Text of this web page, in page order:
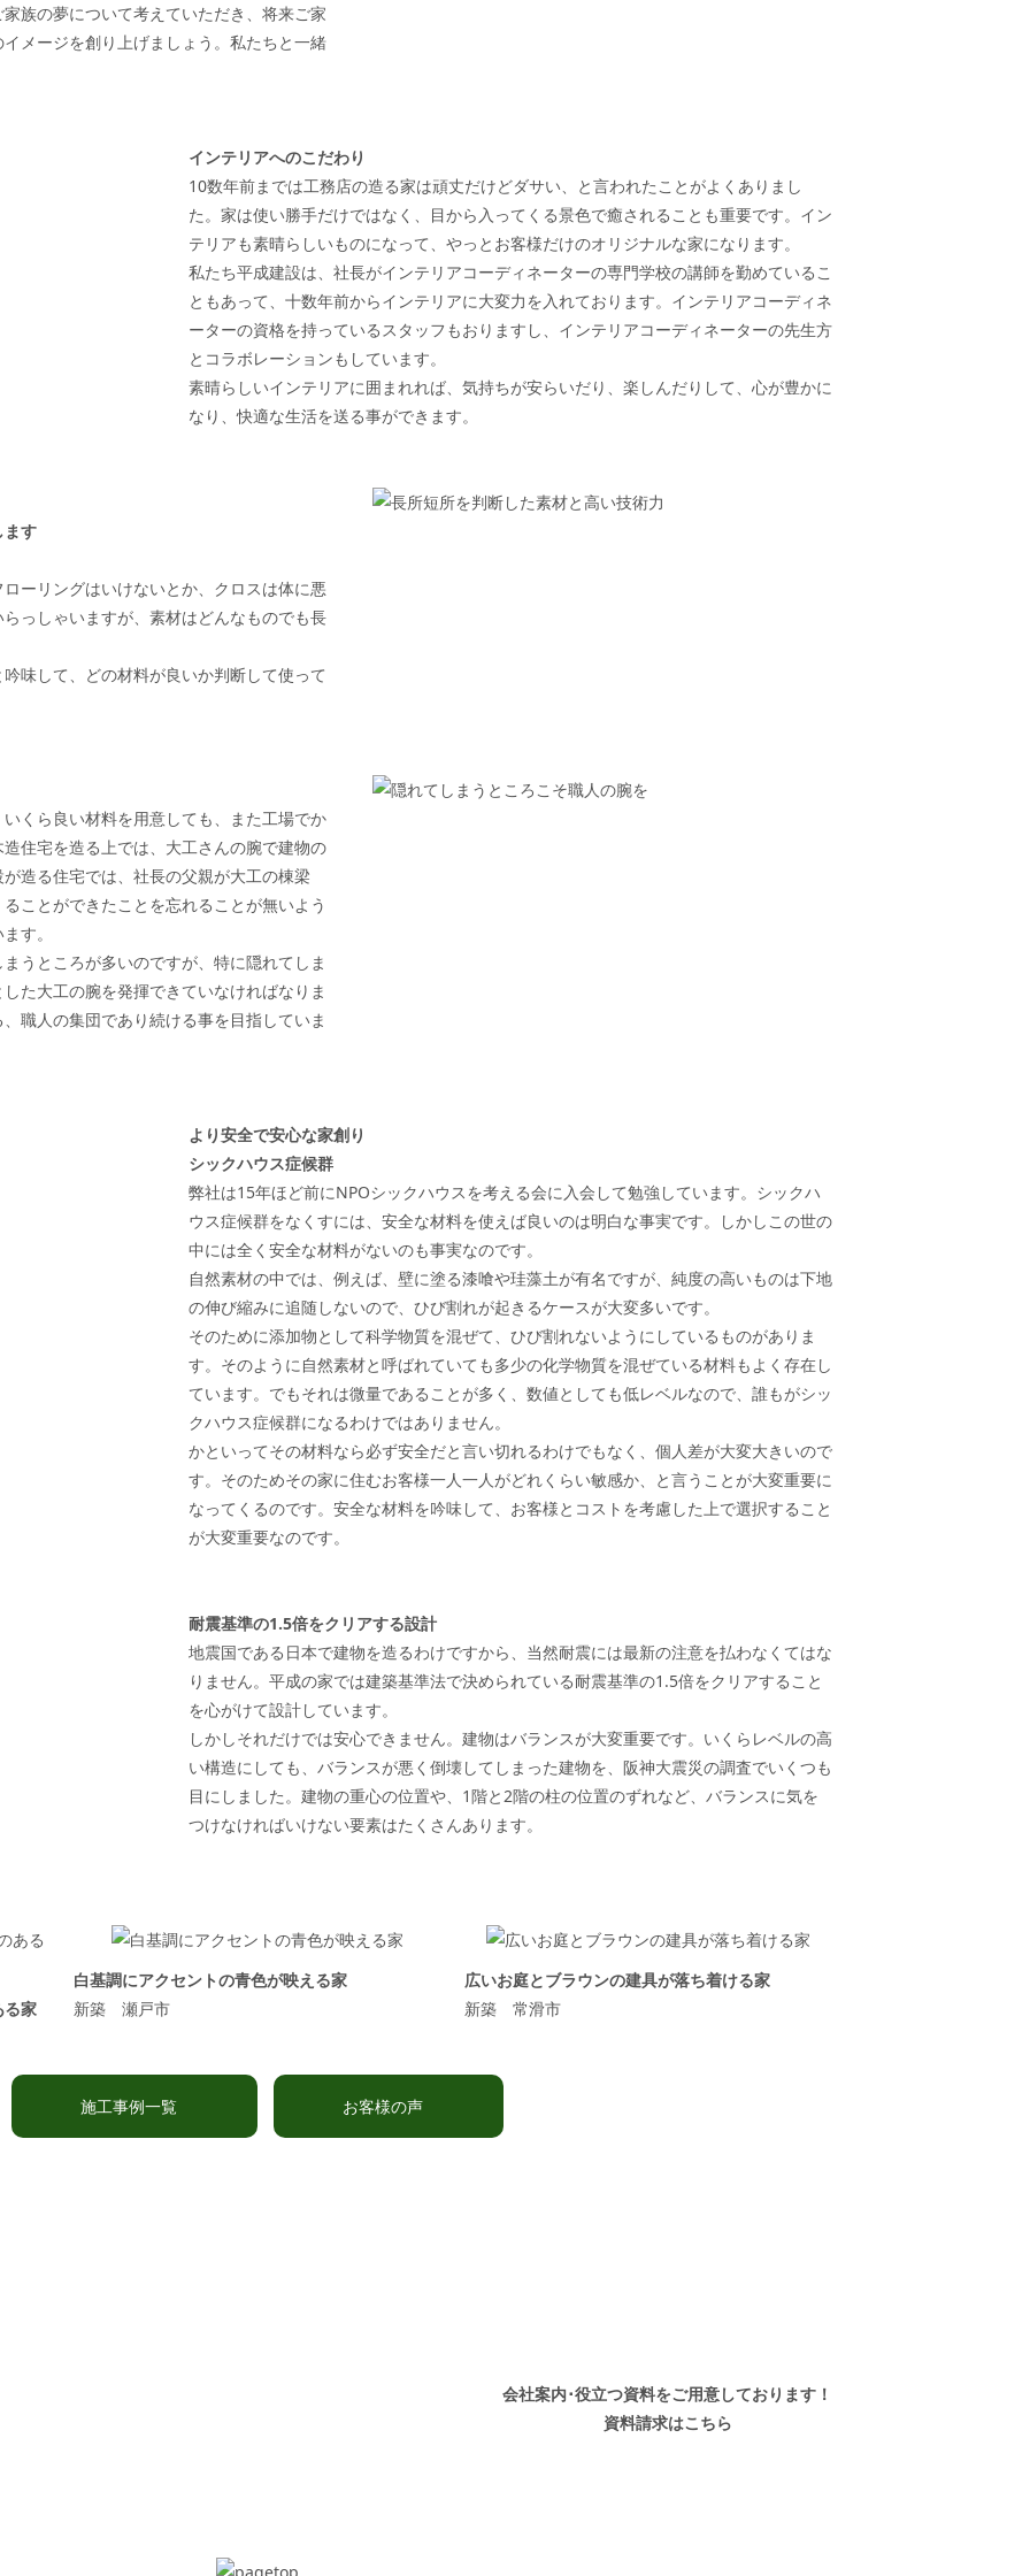
族の夢について考えていただき、将来ご家
メージを創り上げましょう。私たちと一緒
インテリアへのこだわり
10数年前までは工務店の造る家は頑丈だけどダサい、と言われたことがよくありまし
た。家は使い勝手だけではなく、目から入ってくる景色で癒されることも重要です。イン
テリアも素晴らしいものになって、やっとお客様だけのオリジナルな家になります。
私たち平成建設は、社長がインテリアコーディネーターの専門学校の講師を勤めているこ
ともあって、十数年前からインテリアに大変力を入れております。インテリアコーディネ
ーターの資格を持っているスタッフもおりますし、インテリアコーディネーターの先生方
とコラボレーションもしています。
素晴らしいインテリアに囲まれれば、気持ちが安らいだり、楽しんだりして、心が豊かに
なり、快適な生活を送る事ができます。
ます
ーリングはいけないとか、クロスは体に悪
っしゃいますが、素材はどんなものでも長
味して、どの材料が良いか判断して使って
くら良い材料を用意しても、また工場でか
住宅を造る上では、大工さんの腕で建物の
造る住宅では、社長の父親が大工の棟梁
ことができたことを忘れることが無いよう
す。
うところが多いのですが、特に隠れてしま
た大工の腕を発揮できていなければなりま
職人の集団であり続ける事を目指していま
より安全で安心な家創り
シックハウス症候群
弊社は15年ほど前にNPOシックハウスを考える会に入会して勉強しています。シックハ
ウス症候群をなくすには、安全な材料を使えば良いのは明白な事実です。しかしこの世の
中には全く安全な材料がないのも事実なのです。
自然素材の中では、例えば、壁に塗る漆喰や珪藻土が有名ですが、純度の高いものは下地
の伸び縮みに追随しないので、ひび割れが起きるケースが大変多いです。
そのために添加物として科学物質を混ぜて、ひび割れないようにしているものがありま
す。そのように自然素材と呼ばれていても多少の化学物質を混ぜている材料もよく存在し
ています。でもそれは微量であることが多く、数値としても低レベルなので、誰もがシッ
クハウス症候群になるわけではありません。
かといってその材料なら必ず安全だと言い切れるわけでもなく、個人差が大変大きいので
す。そのためその家に住むお客様一人一人がどれくらい敏感か、と言うことが大変重要に
なってくるのです。安全な材料を吟味して、お客様とコストを考慮した上で選択すること
が大変重要なのです。
耐震基準の1.5倍をクリアする設計
地震国である日本で建物を造るわけですから、当然耐震には最新の注意を払わなくてはな
りません。平成の家では建築基準法で決められている耐震基準の1.5倍をクリアすること
を心がけて設計しています。
しかしそれだけでは安心できません。建物はバランスが大変重要です。いくらレベルの高
い構造にしても、バランスが悪く倒壊してしまった建物を、阪神大震災の調査でいくつも
目にしました。建物の重心の位置や、1階と2階の柱の位置のずれなど、バランスに気を
つけなければいけない要素はたくさんあります。
る家
白基調にアクセントの青色が映える家
新築 瀬戸市
広いお庭とブラウンの建具が落ち着ける家
新築 常滑市
施工事例一覧 お客様の声
会社案内･役立つ資料をご用意しております！
資料請求はこちら